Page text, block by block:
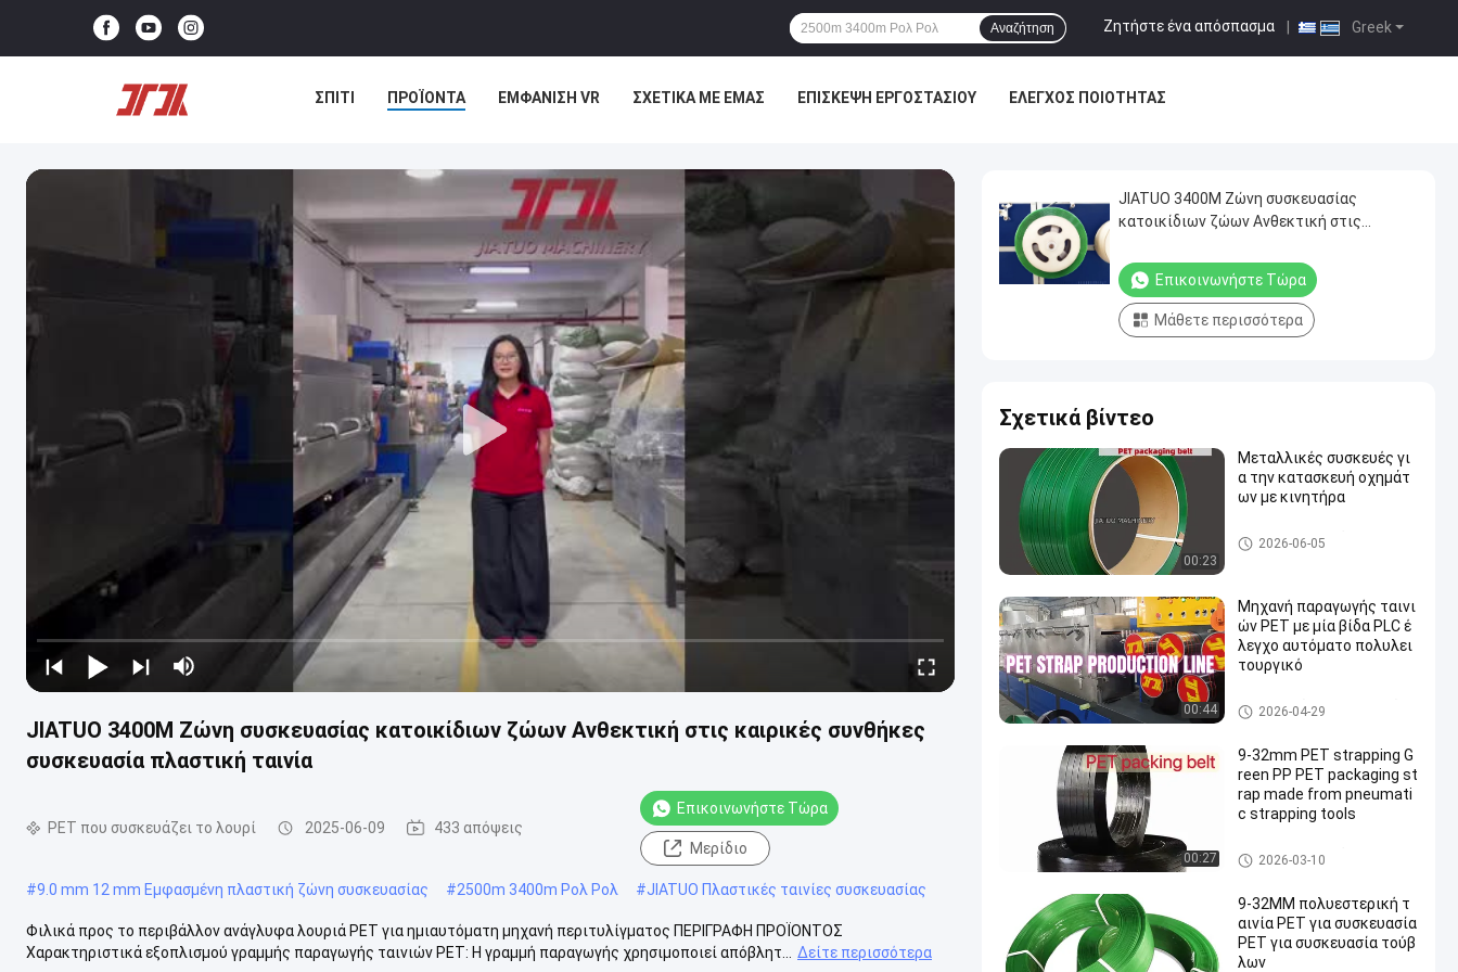
Greek
Ζητήστε ένα απόσπασμα
Αναζήτηση
ΣΠΊΤΙ ΠΡΟΪΌΝΤΑ ΕΜΦΆΝΙΣΗ VR ΣΧΕΤΙΚΆ ΜΕ ΕΜΆΣ ΕΠΙΣΚΕΨΉ ΕΡΓΟΣΤΑΣΊΟΥ ΈΛΕΓΧΟΣ ΠΟΙΌΤΗΤΑΣ
JIATUO 3400M Ζώνη συσκευασίας κατοικίδιων ζώων Ανθεκτική στις καιρικές συνθήκες
συσκευασία πλαστική ταινία
PET που συσκευάζει το λουρί 2025-06-09 433 απόψεις
Επικοινωνήστε Τώρα
Μερίδιο
#9.0 mm 12 mm Εμφασμένη πλαστική ζώνη συσκευασίας #2500m 3400m Ρολ Ρολ #JIATUO Πλαστικές ταινίες συσκευασίας
Φιλικά προς το περιβάλλον ανάγλυφα λουριά PET για ημιαυτόματη μηχανή περιτυλίγματος ΠΕΡΙΓΡΑΦΗ ΠΡΟΪΟΝΤΟΣ
Χαρακτηριστικά εξοπλισμού γραμμής παραγωγής ταινιών PET: Η γραμμή παραγωγής χρησιμοποιεί απόβλητ...
Δείτε περισσότερα
JIATUO 3400M Ζώνη συσκευασίας
κατοικίδιων ζώων Ανθεκτική στις
ταινία
Επικοινωνήστε Τώρα
Μάθετε περισσότερα
Σχετικά βίντεο
00:23
Μεταλλικές συσκευές γι
α την κατασκευή οχημάτ
ων με κινητήρα
PET που συσκευάζει το λουρ
ί
2026-06-05
00:44
Μηχανή παραγωγής ταινι
ών PET με μία βίδα PLC έ
λεγχο αυτόματο πολυλει
τουργικό
Γραμμή εξώθησης λουτρών
κατοικίδιων ζώων
2026-04-29
00:27
9-32mm PET strapping G
reen PP PET packaging st
rap made from pneumati
c strapping tools
PET που συσκευάζει το λουρ
ί
2026-03-10
9-32MM πολυεστερική τ
αινία PET για συσκευασία
PET για συσκευασία τούβ
λων